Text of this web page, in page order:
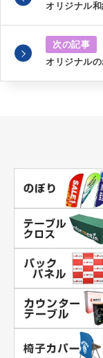
オリジナル
次の記事
オリジナルの